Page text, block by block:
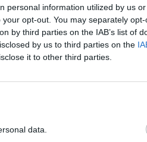
personal information utilized by us
opt-out. You may separately
by third parties on the IAB’s list of
by us to third parties on the
it to other third parties.
data.
du terrain. Elles ne
Sur neuf mois, les
que celles de diesel
par des taxes
utilitaires, continuent à